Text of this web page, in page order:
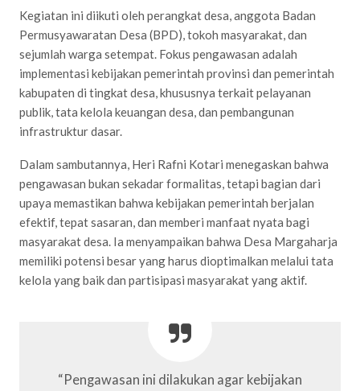
Kegiatan ini diikuti oleh perangkat desa, anggota Badan
Permusyawaratan Desa (BPD), tokoh masyarakat, dan
sejumlah warga setempat. Fokus pengawasan adalah
implementasi kebijakan pemerintah provinsi dan pemerintah
kabupaten di tingkat desa, khususnya terkait pelayanan
publik, tata kelola keuangan desa, dan pembangunan
infrastruktur dasar.
Dalam sambutannya, Heri Rafni Kotari menegaskan bahwa
pengawasan bukan sekadar formalitas, tetapi bagian dari
upaya memastikan bahwa kebijakan pemerintah berjalan
efektif, tepat sasaran, dan memberi manfaat nyata bagi
masyarakat desa. Ia menyampaikan bahwa Desa Margaharja
memiliki potensi besar yang harus dioptimalkan melalui tata
kelola yang baik dan partisipasi masyarakat yang aktif.
“Pengawasan ini dilakukan agar kebijakan